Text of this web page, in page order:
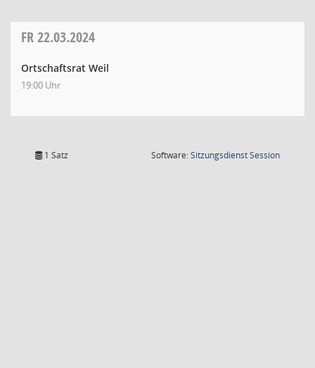
FR22.03.2024
Ortschaftsrat Weil
19:00 Uhr
1 Satz Software:SitzungsdienstSession(Wird in